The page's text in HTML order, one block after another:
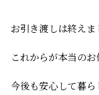
お引き渡しは終えま
これからが本当のお
今後も安心して暮ら